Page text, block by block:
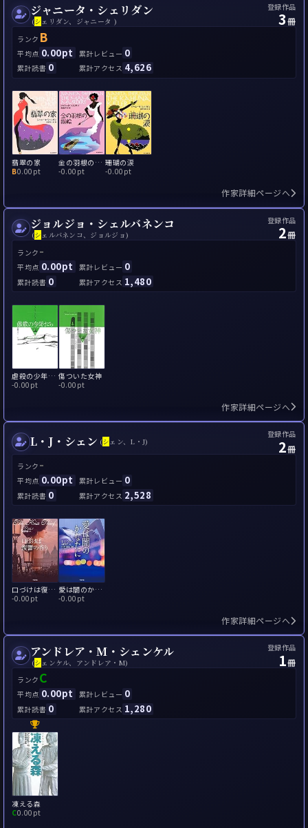
ジャニータ・シェリダン
(シ ェリダン、ジャニータ )
登録作品
3冊
ランク B
平均点 0.00pt 累計レビュー 0
累計読書 0 累計アクセス 4,626
翡翠の家
B0.00pt
金の羽根の指輪
-0.00pt
珊瑚の涙
-0.00pt
作家詳細ページへ
ジョルジョ・シェルバネンコ
(シェルバネンコ、ジョルジョ)
登録作品
2冊
ランク -
平均点 0.00pt 累計レビュー 0
累計読書 0 累計アクセス 1,480
虐殺の少年たち
-0.00pt
傷ついた女神
-0.00pt
作家詳細ページへ
L・J・シェン (シェン、L・J)
登録作品
2冊
ランク -
平均点 0.00pt 累計レビュー 0
累計読書 0 累計アクセス 2,528
口づけは復讐の香り
-0.00pt
愛は闇のかなたに
-0.00pt
作家詳細ページへ
アンドレア・M・シェンケル
(シ ェンケル、アンドレア・M)
登録作品
1冊
ランク C
平均点 0.00pt 累計レビュー 0
累計読書 0 累計アクセス 1,280
凍える森
C0.00pt